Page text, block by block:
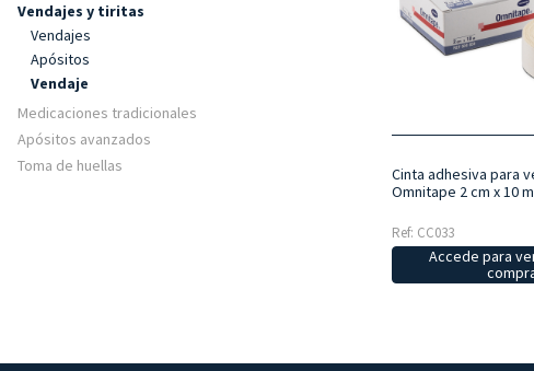
Vendajes y tiritas
Vendajes
Apósitos
Vendaje
Medicaciones tradicionales
Apósitos avanzados
Toma de huellas
Cinta adhesiva para
Omnitape 2 cm x 10 m
Ref: CC033
Accede para